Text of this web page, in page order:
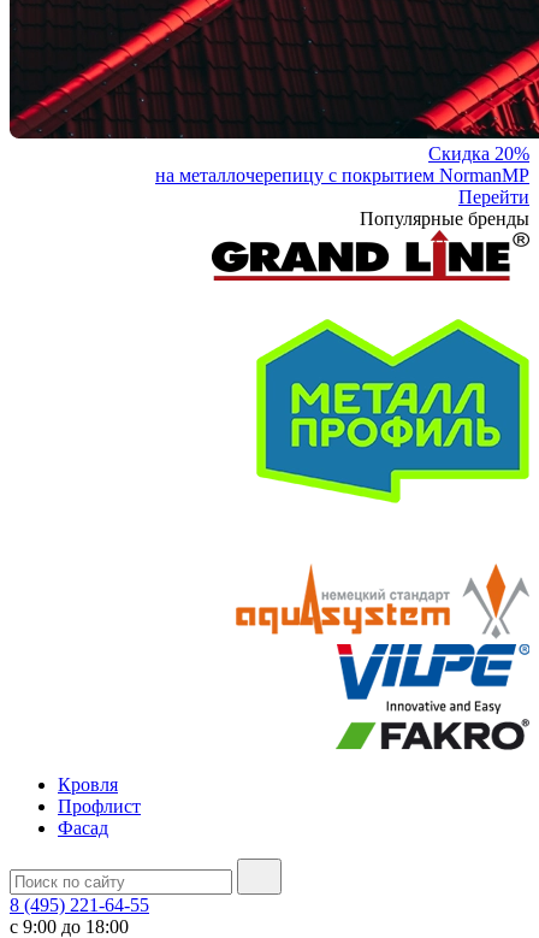
Скидка 20%
на металлочерепицу с покрытием NormanMP
Перейти
Популярные бренды
Кровля
Профлист
Фасад
8 (495) 221-64-55
с 9:00 до 18:00